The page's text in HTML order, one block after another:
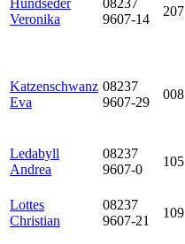
Hundseder
Veronika
08237
9607-14
207
Katzenschwanz
Eva
08237
9607-29
008
Ledabyll
Andrea
08237
9607-0
105
Lottes
Christian
08237
9607-21
109